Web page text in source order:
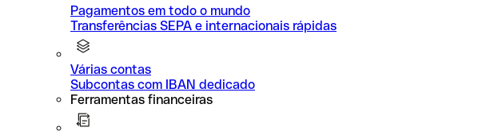
Pagamentos em todo o mundo
Transferências SEPA e internacionais rápidas
Várias contas
Subcontas com IBAN dedicado
Ferramentas financeiras